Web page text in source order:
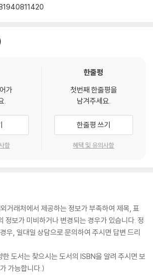
가
.
항
한줄평
첫번째 한줄평을
남겨주세요.
한줄평 쓰기
혜택 및 유의사항
거래처에서 제공하는 정보가 부족하여 제목, 표
정보가 미비하거나 변경되는 경우가 있습니다. 정
우, 일대일 상담으로 문의하여 주시면 답변 드리
도서는 찾으시는 도서의 ISBN을 알려 주시면 보
가능합니다.)